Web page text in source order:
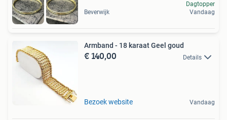
Beverwijk
Dagtopper
Vandaag
Armband - 18 karaat Geel goud
€ 140,00 Details
Bezoek website Vandaag